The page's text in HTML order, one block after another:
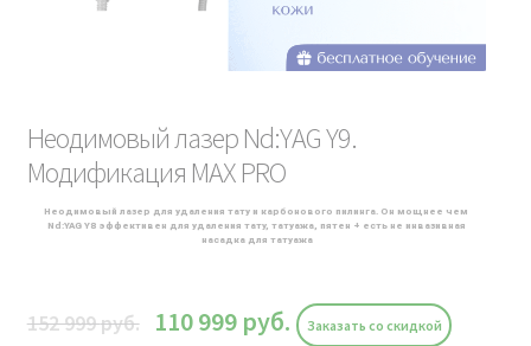
Неодимовый лазер Nd:YAG Y9.
Модификация MAX PRO
Неодимовый лазер для удаления тату и карбонового пилинга. Он мощнее чем
Nd:YAG Y8 эффективен для удаления тату, татуажа, пятен + есть не инвазивная
насадка для татуажа
152 999руб. 110 999 руб. Заказать со скидкой